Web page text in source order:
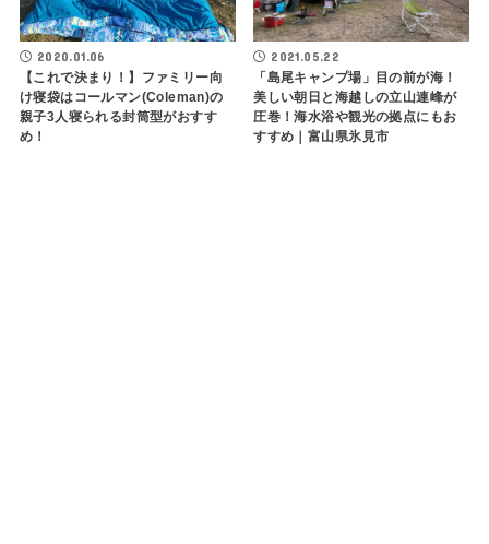
2020.01.06
【これで決まり！】ファミリー向
け寝袋はコールマン(Coleman)の
親子3人寝られる封筒型がおすす
め！
2021.05.22
「島尾キャンプ場」目の前が海！
美しい朝日と海越しの立山連峰が
圧巻！海水浴や観光の拠点にもお
すすめ｜富山県氷見市